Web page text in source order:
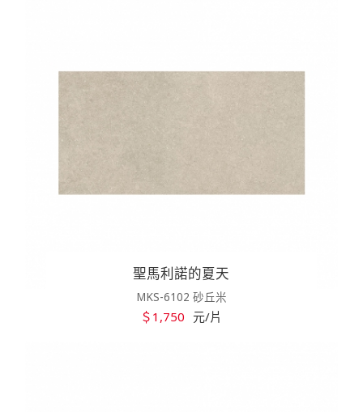
聖馬利諾的夏天
MKS-6102 砂丘米
＄1,750 元/片